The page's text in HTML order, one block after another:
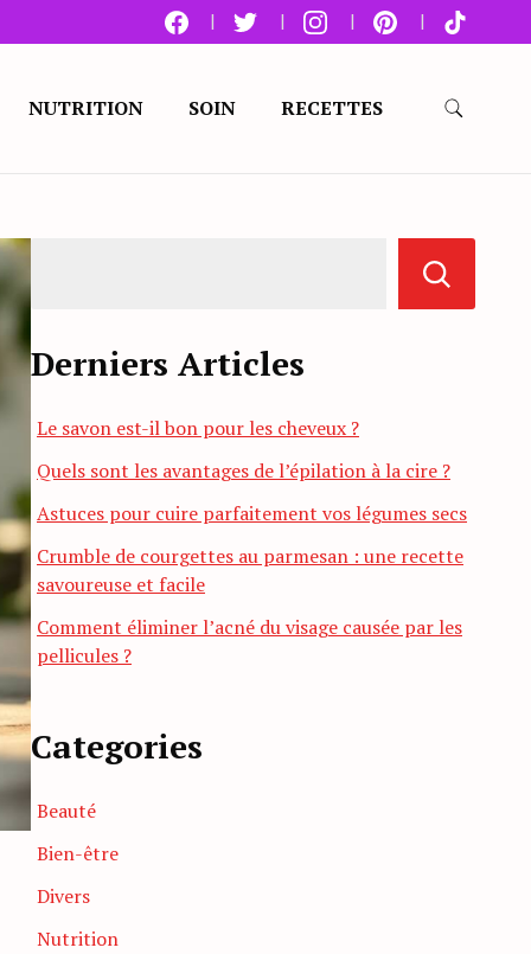
NUTRITION SOIN RECETTES
Derniers Articles
Le savon est-il bon pour les cheveux ?
Quels sont les avantages de l’épilation à la cire ?
Astuces pour cuire parfaitement vos légumes secs
Crumble de courgettes au parmesan : une recette
savoureuse et facile
Comment éliminer l’acné du visage causée par les
pellicules ?
Categories
Beauté
Bien-être
Divers
Nutrition